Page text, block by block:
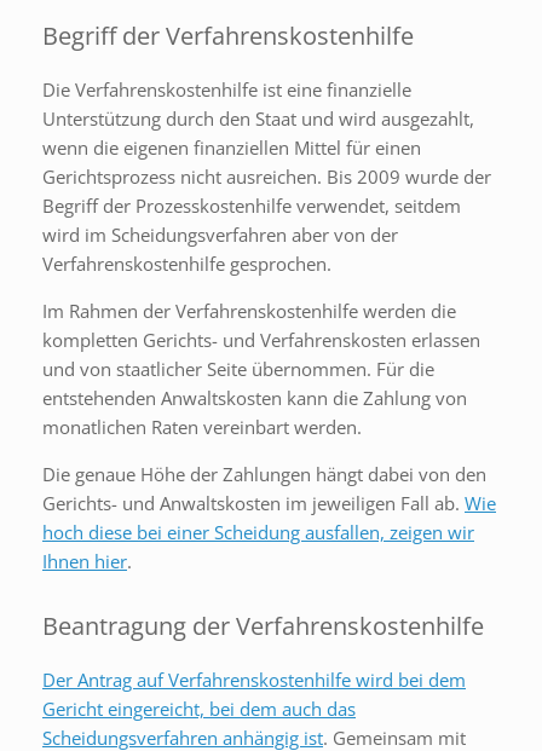
Begriff der Verfahrenskostenhilfe
Die Verfahrenskostenhilfe ist eine finanzielle
Unterstützung durch den Staat und wird ausgezahlt,
wenn die eigenen finanziellen Mittel für einen
Gerichtsprozess nicht ausreichen. Bis 2009 wurde der
Begriff der Prozesskostenhilfe verwendet, seitdem
wird im Scheidungsverfahren aber von der
Verfahrenskostenhilfe gesprochen.
Im Rahmen der Verfahrenskostenhilfe werden die
kompletten Gerichts- und Verfahrenskosten erlassen
und von staatlicher Seite übernommen. Für die
entstehenden Anwaltskosten kann die Zahlung von
monatlichen Raten vereinbart werden.
Die genaue Höhe der Zahlungen hängt dabei von den
Gerichts- und Anwaltskosten im jeweiligen Fall ab. Wie
hoch diese bei einer Scheidung ausfallen, zeigen wir
Ihnen hier.
Beantragung der Verfahrenskostenhilfe
Der Antrag auf Verfahrenskostenhilfe wird bei dem
Gericht eingereicht, bei dem auch das
Scheidungsverfahren anhängig ist. Gemeinsam mit